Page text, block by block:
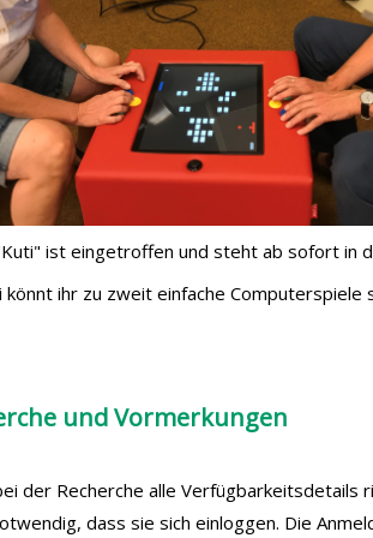
ist eingetroffen und steht ab sofort in
könnt ihr zu zweit einfache Computerspiele
und Vormerkungen
der Recherche alle Verfügbarkeitsdetails
dass sie sich einloggen. Die